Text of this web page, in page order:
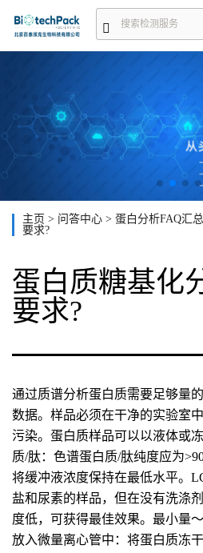
主页 > 问答中心 > 蛋白分析FAQ汇总
要求?
蛋白质糖基化
要求?
通过质谱分析蛋白质需要足够量
数据。样品必须在干净的实验室
污染。蛋白质样品可以以液体或
质/肽：色谱蛋白质/肽纯度应为
将缓冲液浓度保持在最低水平。
盐和尿素的样品，但在没有洗涤
度低，可获得最佳效果。最小量
放入微量离心管中：将蛋白质冻